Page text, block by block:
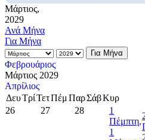
Μάρτιος,
2029
Ανά Μήνα
Για Μήνα
Για Μήνα
Φεβρουάριος
Μάρτιος 2029
Απρίλιος
ΔευΤρίΤετΠέμ ΠαρΣάβΚυρ
26
27 28
1
Πέμπτη,
1